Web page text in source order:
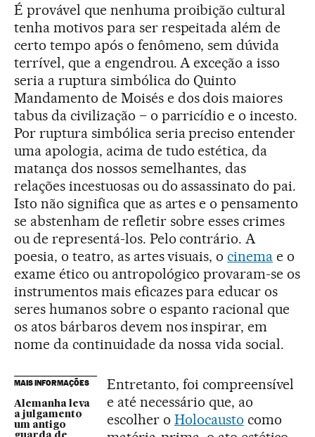
É provável que nenhuma proibição cultural
tenha motivos para ser respeitada além de
certo tempo após o fenômeno, sem dúvida
terrível, que a engendrou. A exceção a isso
seria a ruptura simbólica do Quinto
Mandamento de Moisés e dos dois maiores
tabus da civilização – o parricídio e o incesto.
Por ruptura simbólica seria preciso entender
uma apologia, acima de tudo estética, da
matança dos nossos semelhantes, das
relações incestuosas ou do assassinato do pai.
Isto não significa que as artes e o pensamento
se abstenham de refletir sobre esses crimes
ou de representá-los. Pelo contrário. A
poesia, o teatro, as artes visuais, ocinema e o
exame ético ou antropológico provaram-se os
instrumentos mais eficazes para educar os
seres humanos sobre o espanto racional que
os atos bárbaros devem nos inspirar, em
nome da continuidade da nossa vida social.
MAIS INFORMAÇÕES
Alemanha leva
a julgamento
um antigo
Entretanto, foi compreensível
e até necessário que, ao
escolher o Holocausto como